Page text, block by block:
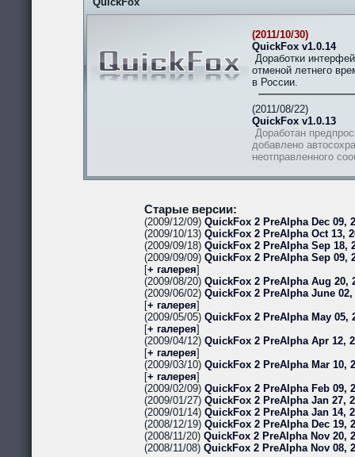
(2011/10/30)
QuickFox v1.0.14
Доработки
отменой летнего
в России.
(2011/08/22)
QuickFox v1.0.13
Доработан
добавлено
неотправленного
Старые версии:
(2009/12/09) QuickFox 2 PreAlpha Dec 09,
(2009/10/13) QuickFox 2 PreAlpha Oct 13,
(2009/09/18) QuickFox 2 PreAlpha Sep 18,
(2009/09/09) QuickFox 2 PreAlpha Sep 09,
[+ галерея]
(2009/08/20) QuickFox 2 PreAlpha Aug 20,
(2009/06/02) QuickFox 2 PreAlpha June 02,
[+ галерея]
(2009/05/05) QuickFox 2 PreAlpha May 05,
[+ галерея]
(2009/04/12) QuickFox 2 PreAlpha Apr 12,
[+ галерея]
(2009/03/10) QuickFox 2 PreAlpha Mar 10,
[+ галерея]
(2009/02/09) QuickFox 2 PreAlpha Feb 09,
(2009/01/27) QuickFox 2 PreAlpha Jan 27,
(2009/01/14) QuickFox 2 PreAlpha Jan 14,
(2008/12/19) QuickFox 2 PreAlpha Dec 19,
(2008/11/20) QuickFox 2 PreAlpha Nov 20,
(2008/11/08) QuickFox 2 PreAlpha Nov 08,